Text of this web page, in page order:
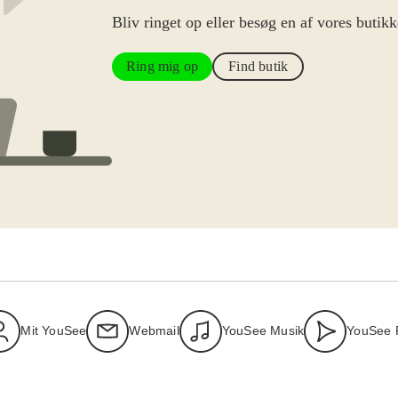
Bliv ringet op eller besøg en af vores
Ring mig op Find butik
Mit YouSee Webmail YouSee Musik YouSee